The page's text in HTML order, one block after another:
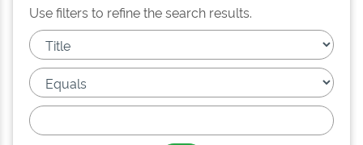
Use filters to refine the search results.